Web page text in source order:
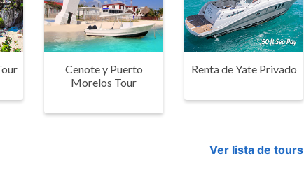
Cenote y Puerto
Morelos Tour
Renta de Yate Privado
Ver lista de tours